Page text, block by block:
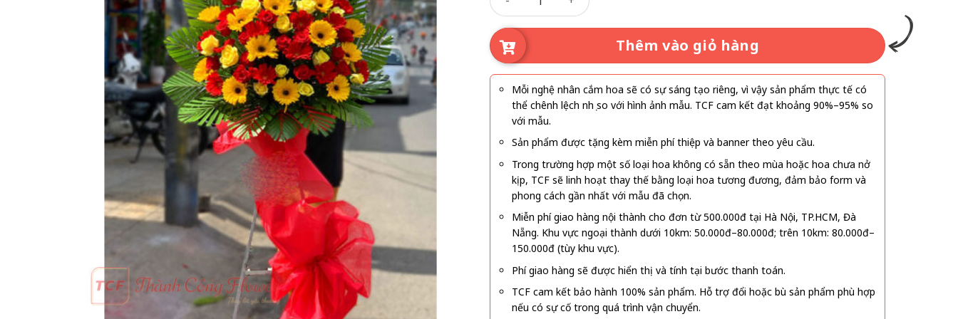
880.000₫.
680.000₫.
Thêm vào giỏ hàng
Mỗi nghệ nhân cắm hoa sẽ có sự sáng tạo riêng, vì vậy sản phẩm thực tế có
thể chênh lệch nhẹ so với hình ảnh mẫu. TCF cam kết đạt khoảng 90%–95% so
với mẫu.
Sản phẩm được tặng kèm miễn phí thiệp và banner theo yêu cầu.
Trong trường hợp một số loại hoa không có sẵn theo mùa hoặc hoa chưa nở
kịp, TCF sẽ linh hoạt thay thế bằng loại hoa tương đương, đảm bảo form và
phong cách gần nhất với mẫu đã chọn.
Miễn phí giao hàng nội thành cho đơn từ 500.000đ tại Hà Nội, TP.HCM, Đà
Nẵng. Khu vực ngoại thành dưới 10km: 50.000đ–80.000đ; trên 10km: 80.000đ–
150.000đ (tùy khu vực).
Phí giao hàng sẽ được hiển thị và tính tại bước thanh toán.
TCF cam kết bảo hành 100% sản phẩm. Hỗ trợ đổi hoặc bù sản phẩm phù hợp
nếu có sự cố trong quá trình vận chuyển.